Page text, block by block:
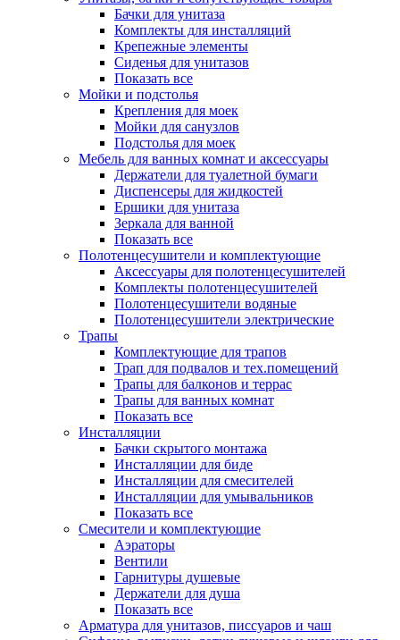
Бачки для унитаза
Комплекты для инсталляций
Крепежные элементы
Сиденья для унитазов
Показать все
Мойки и подстолья
Крепления для моек
Мойки для санузлов
Подстолья для моек
Мебель для ванных комнат и аксессуары
Держатели для туалетной бумаги
Диспенсеры для жидкостей
Ершики для унитаза
Зеркала для ванной
Показать все
Полотенцесушители и комплектующие
Аксессуары для полотенцесушителей
Комплекты полотенцесушителей
Полотенцесушители водяные
Полотенцесушители электрические
Трапы
Комплектующие для трапов
Трап для подвалов и тех.помещений
Трапы для балконов и террас
Трапы для ванных комнат
Показать все
Инсталляции
Бачки скрытого монтажа
Инсталляции для биде
Инсталляции для смесителей
Инсталляции для умывальников
Показать все
Смесители и комплектующие
Аэраторы
Вентили
Гарнитуры душевые
Держатели для душа
Показать все
Арматура для унитазов, писсуаров и чаш